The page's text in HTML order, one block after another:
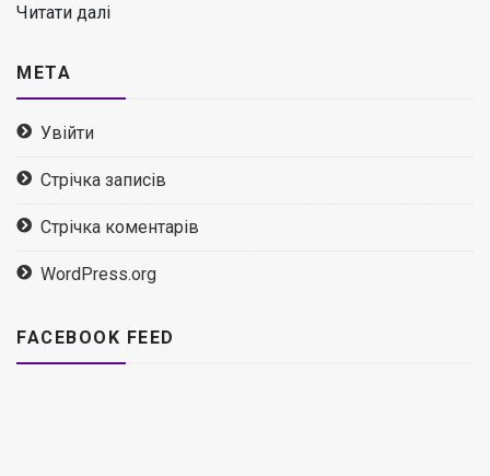
Читати далі
МЕТА
Увійти
Стрічка записів
Стрічка коментарів
WordPress.org
FACEBOOK FEED